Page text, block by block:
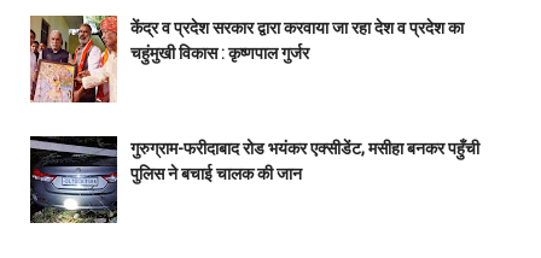
केंद्र व प्रदेश सरकार द्वारा करवाया जा रहा देश व प्रदेश का
चहुंमुखी विकास : कृष्णपाल गुर्जर
गुरुग्राम-फरीदाबाद रोड भयंकर एक्सीडेंट, मसीहा बनकर पहुँची
पुलिस ने बचाई चालक की जान